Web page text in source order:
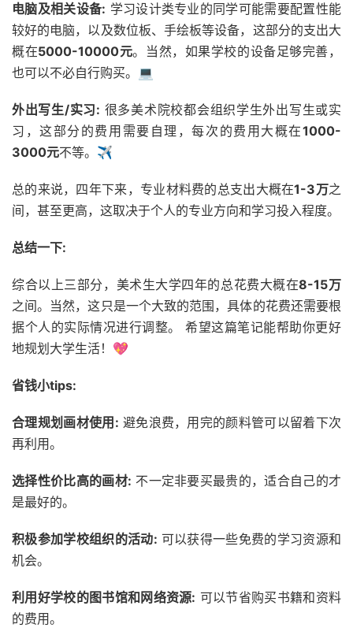
电脑及相关设备: 学习设计类专业的同学可能需要配置性能
较好的电脑，以及数位板、手绘板等设备，这部分的支出大
概在5000-10000元。当然，如果学校的设备足够完善，
也可以不必自行购买。💻
外出写生/实习: 很多美术院校都会组织学生外出写生或实
习，这部分的费用需要自理，每次的费用大概在1000-
3000元不等。✈️
总的来说，四年下来，专业材料费的总支出大概在1-3万之
间，甚至更高，这取决于个人的专业方向和学习投入程度。
总结一下:
综合以上三部分，美术生大学四年的总花费大概在8-15万
之间。当然，这只是一个大致的范围，具体的花费还需要根
据个人的实际情况进行调整。 希望这篇笔记能帮助你更好
地规划大学生活！💖
省钱小tips:
合理规划画材使用: 避免浪费，用完的颜料管可以留着下次
再利用。
选择性价比高的画材: 不一定非要买最贵的，适合自己的才
是最好的。
积极参加学校组织的活动: 可以获得一些免费的学习资源和
机会。
利用好学校的图书馆和网络资源: 可以节省购买书籍和资料
的费用。